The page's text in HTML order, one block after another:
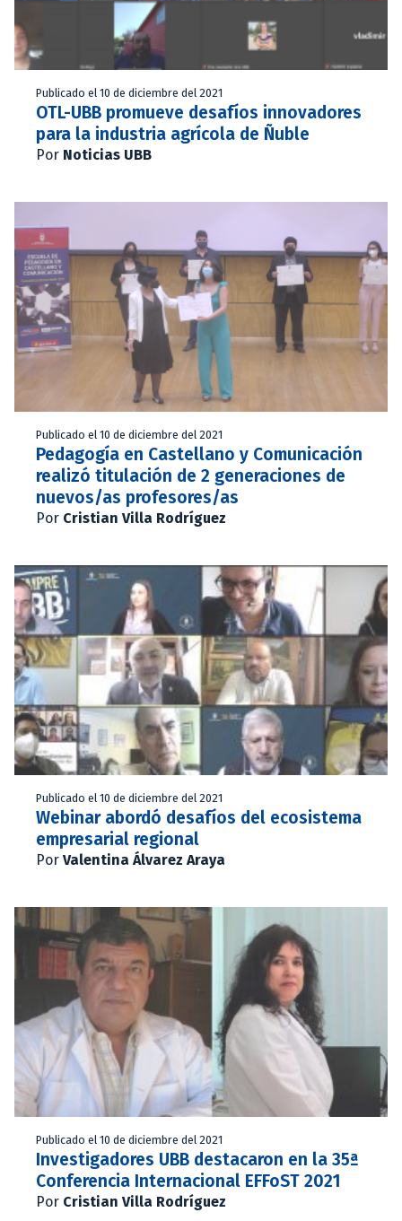
Publicado el 10 de diciembre del 2021
OTL-UBB promueve desafíos innovadores
para la industria agrícola de Ñuble
Por Noticias UBB
Publicado el 10 de diciembre del 2021
Pedagogía en Castellano y Comunicación
realizó titulación de 2 generaciones de
nuevos/as profesores/as
Por Cristian Villa Rodríguez
Publicado el 10 de diciembre del 2021
Webinar abordó desafíos del ecosistema
empresarial regional
Por Valentina Álvarez Araya
Publicado el 10 de diciembre del 2021
Investigadores UBB destacaron en la 35ª
Conferencia Internacional EFFoST 2021
Por Cristian Villa Rodríguez